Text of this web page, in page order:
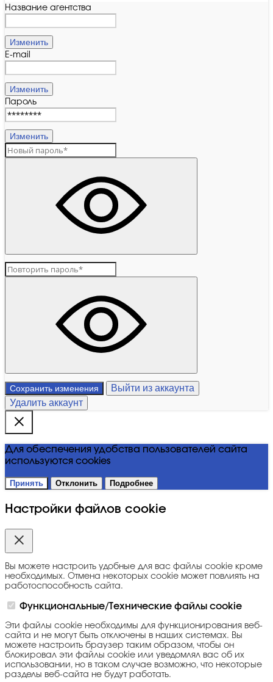
Название агентства
Изменить
E-mail
Изменить
Пароль
Изменить
Сохранить изменения
Выйти из аккаунта
Удалить аккаунт
Для обеспечения удобства пользователей сайта
используются cookies
Принять Отклонить Подробнее
Настройки файлов cookie
Вы можете настроить удобные для вас файлы cookie кроме
необходимых. Отмена некоторых cookie может повлиять на
работоспособность сайта.
Функциональные/Технические файлы cookie
Эти файлы cookie необходимы для функционирования веб-
сайта и не могут быть отключены в наших системах. Вы
можете настроить браузер таким образом, чтобы он
блокировал эти файлы cookie или уведомлял вас об их
использовании, но в таком случае возможно, что некоторые
разделы веб-сайта не будут работать.